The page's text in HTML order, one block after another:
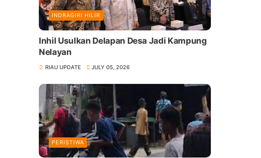
INDRAGIRI HILIR
Inhil Usulkan Delapan Desa Jadi Kampung
Nelayan
RIAU UPDATE JULY 05, 2026
PERISTIWA